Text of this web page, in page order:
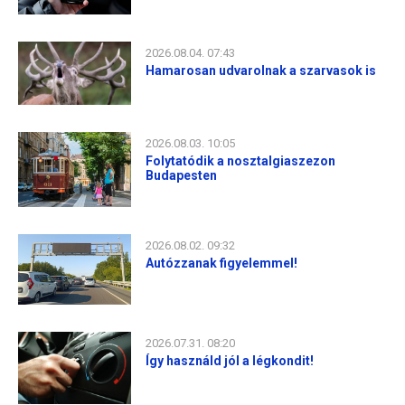
2026.08.04. 07:43
Hamarosan udvarolnak a szarvasok is
2026.08.03. 10:05
Folytatódik a nosztalgiaszezon
Budapesten
2026.08.02. 09:32
Autózzanak figyelemmel!
2026.07.31. 08:20
Így használd jól a légkondit!